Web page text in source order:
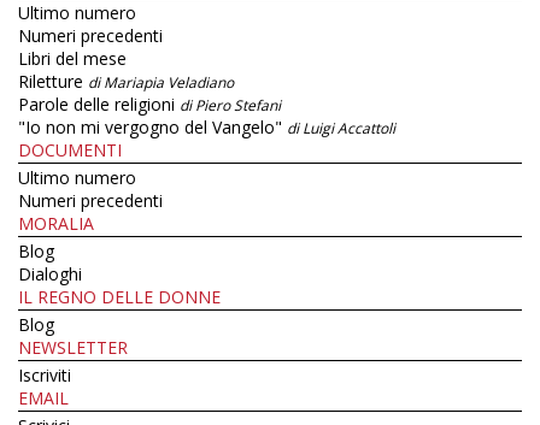
Ultimo numero
Numeri precedenti
Libri del mese
Riletture di Mariapia Veladiano
Parole delle religioni di Piero Stefani
"Io non mi vergogno del Vangelo" di Luigi Accattoli
DOCUMENTI
Ultimo numero
Numeri precedenti
MORALIA
Blog
Dialoghi
IL REGNO DELLE DONNE
Blog
NEWSLETTER
Iscriviti
EMAIL